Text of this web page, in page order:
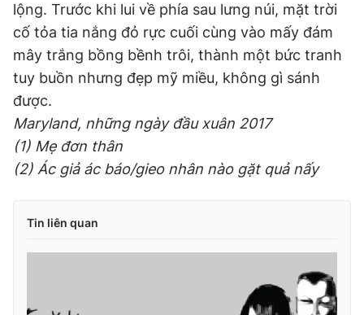
lộng. Trước khi lui về phía sau lưng núi, mặt trời
cố tỏa tia nắng đỏ rực cuối cùng vào mấy đám
mây trắng bồng bềnh trôi, thành một bức tranh
tuy buồn nhưng đẹp mỹ miều, không gì sánh
được.
Maryland, những ngày đầu xuân 2017
(1) Mẹ đơn thân
(2) Ác giả ác báo/gieo nhân nào gặt quả nấy
Tin liên quan